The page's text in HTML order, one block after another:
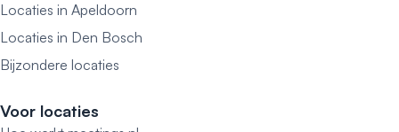
Locaties in Apeldoorn
Locaties in Den Bosch
Bijzondere locaties
Voor locaties